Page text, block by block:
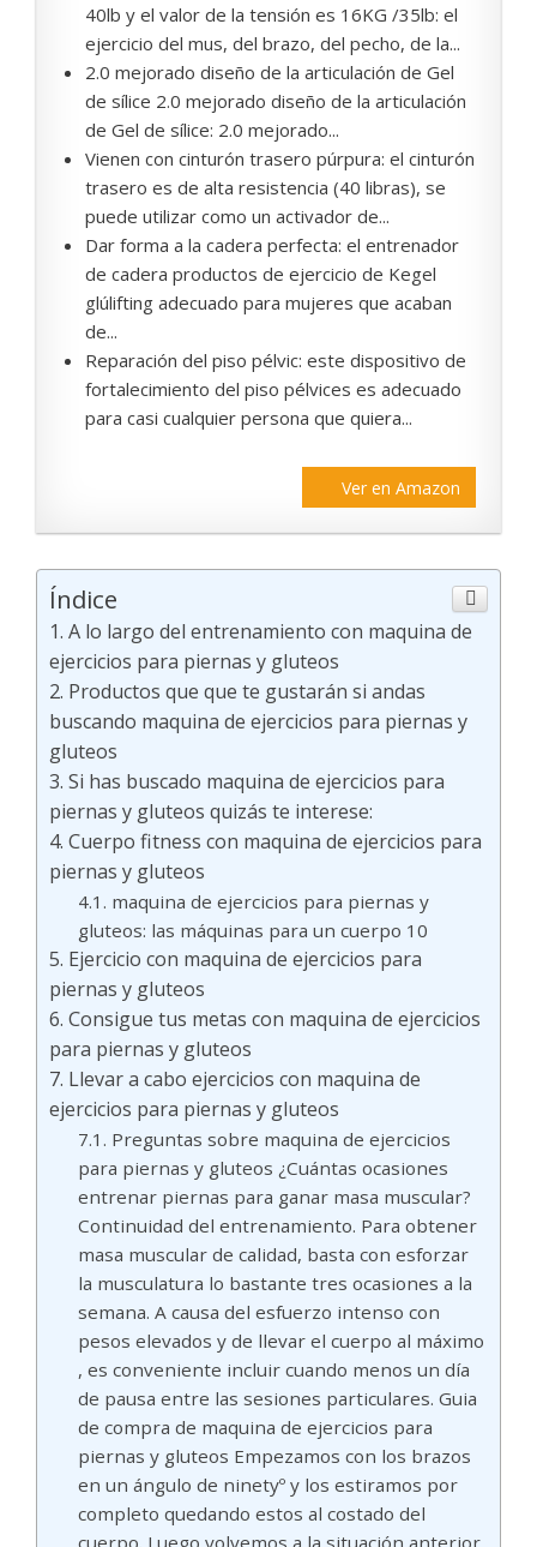
40lb y el valor de la tensión es 16KG /35lb: el
ejercicio del mus, del brazo, del pecho, de la...
2.0 mejorado diseño de la articulación de Gel
de sílice 2.0 mejorado diseño de la articulación
de Gel de sílice: 2.0 mejorado...
Vienen con cinturón trasero púrpura: el cinturón
trasero es de alta resistencia (40 libras), se
puede utilizar como un activador de...
Dar forma a la cadera perfecta: el entrenador
de cadera productos de ejercicio de Kegel
glúlifting adecuado para mujeres que acaban
de...
Reparación del piso pélvic: este dispositivo de
fortalecimiento del piso pélvices es adecuado
para casi cualquier persona que quiera...
Ver en Amazon
Índice
A lo largo del entrenamiento con maquina de
ejercicios para piernas y gluteos
Productos que que te gustarán si andas
buscando maquina de ejercicios para piernas y
gluteos
Si has buscado maquina de ejercicios para
piernas y gluteos quizás te interese:
Cuerpo fitness con maquina de ejercicios para
piernas y gluteos
maquina de ejercicios para piernas y
gluteos: las máquinas para un cuerpo 10
Ejercicio con maquina de ejercicios para
piernas y gluteos
Consigue tus metas con maquina de ejercicios
para piernas y gluteos
Llevar a cabo ejercicios con maquina de
ejercicios para piernas y gluteos
Preguntas sobre maquina de ejercicios
para piernas y gluteos ¿Cuántas ocasiones
entrenar piernas para ganar masa muscular?
Continuidad del entrenamiento. Para obtener
masa muscular de calidad, basta con esforzar
la musculatura lo bastante tres ocasiones a la
semana. A causa del esfuerzo intenso con
pesos elevados y de llevar el cuerpo al máximo
, es conveniente incluir cuando menos un día
de pausa entre las sesiones particulares. Guia
de compra de maquina de ejercicios para
piernas y gluteos Empezamos con los brazos
en un ángulo de ninetyº y los estiramos por
completo quedando estos al costado del